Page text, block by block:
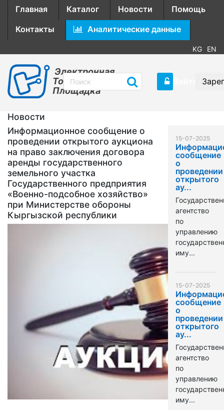
Главная Каталог Новости
Помощь
Контакты
Аналитические данные
KG EN
Электронная
Торговая
Площадка
Новости
Информационное сообщение о
проведении открытого аукциона
на право заключения договора
аренды государственного
земельного участка
Государственного предприятия
«Военно-подсобное хозяйство»
при Министерстве обороны
Кыргызской республики
15-07-2025
сообщение
о
проведении
открытого
ау...
агентство
по
управлению
иму...
15-07-2025
сообщение
о
проведении
открытого
ау...
агентство
по
управлению
иму...